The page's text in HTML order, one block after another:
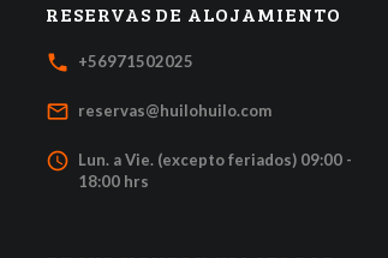
RESERVAS DE ALOJAMIENTO
local_phone +56971502025
mail_outline reservas@huilohuilo.com
access_time Lun. a Vie. (excepto feriados) 09:00 -
18:00 hrs